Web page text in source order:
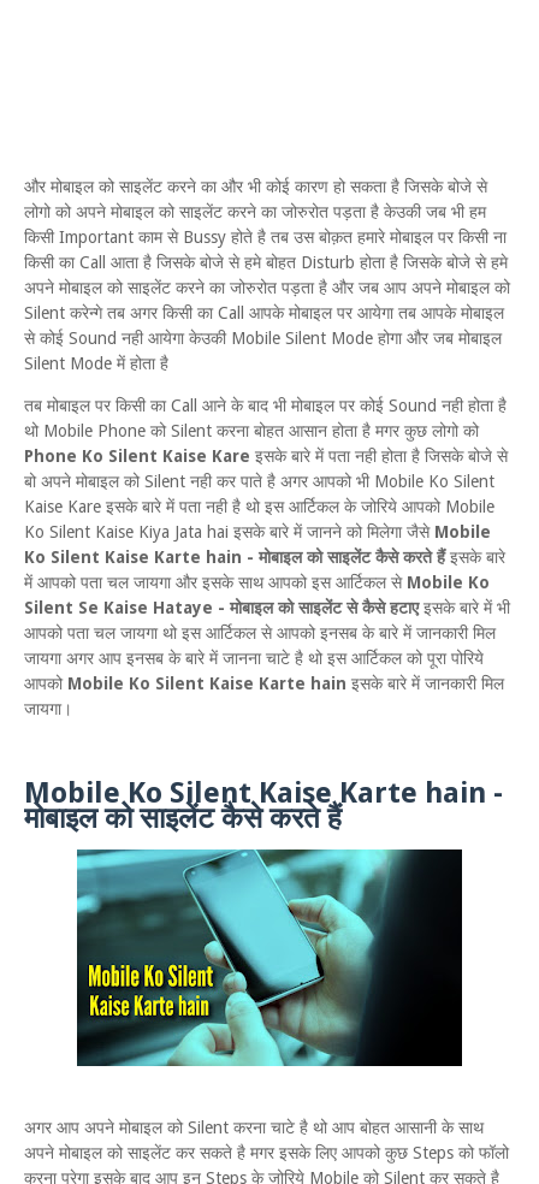
और मोबाइल को साइलेंट करने का और भी कोई कारण हो सकता है जिसके बोजे से
लोगो को अपने मोबाइल को साइलेंट करने का जोरुरोत पड़ता है केउकी जब भी हम
किसी Important काम से Bussy होते है तब उस बोक़त हमारे मोबाइल पर किसी ना
किसी का Call आता है जिसके बोजे से हमे बोहत Disturb होता है जिसके बोजे से हमे
अपने मोबाइल को साइलेंट करने का जोरुरोत पड़ता है और जब आप अपने मोबाइल को
Silent करेन्गे तब अगर किसी का Call आपके मोबाइल पर आयेगा तब आपके मोबाइल
से कोई Sound नही आयेगा केउकी Mobile Silent Mode होगा और जब मोबाइल
Silent Mode में होता है
तब मोबाइल पर किसी का Call आने के बाद भी मोबाइल पर कोई Sound नही होता है
थो Mobile Phone को Silent करना बोहत आसान होता है मगर कुछ लोगो को
Phone Ko Silent Kaise Kare इसके बारे में पता नही होता है जिसके बोजे से
बो अपने मोबाइल को Silent नही कर पाते है अगर आपको भी Mobile Ko Silent
Kaise Kare इसके बारे में पता नही है थो इस आर्टिकल के जोरिये आपको Mobile
Ko Silent Kaise Kiya Jata hai इसके बारे में जानने को मिलेगा जैसे Mobile
Ko Silent Kaise Karte hain - मोबाइल को साइलेंट कैसे करते हैंइसके बारे
में आपको पता चल जायगा और इसके साथ आपको इस आर्टिकल से Mobile Ko
Silent Se Kaise Hataye - मोबाइल को साइलेंट से कैसे हटाएइसके बारे में भी
आपको पता चल जायगा थो इस आर्टिकल से आपको इनसब के बारे में जानकारी मिल
जायगा अगर आप इनसब के बारे में जानना चाटे है थो इस आर्टिकल को पूरा पोरिये
आपको Mobile Ko Silent Kaise Karte hain इसके बारे में जानकारी मिल
जायगा।
Mobile Ko Silent Kaise Karte hain -
मोबाइल को साइलेंट कैसे करते हैं
अगर आप अपने मोबाइल को Silent करना चाटे है थो आप बोहत आसानी के साथ
अपने मोबाइल को साइलेंट कर सकते है मगर इसके लिए आपको कुछ Steps को फॉलो
करना परेगा इसके बाद आप इन Steps के जोरिये Mobile को Silent कर सकते है